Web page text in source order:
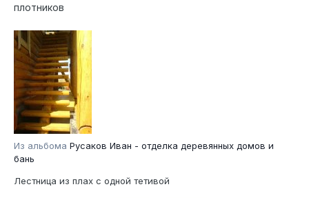
плотников
Из альбома Русаков Иван - отделка деревянных домов и
бань
Лестница из плах с одной тетивой